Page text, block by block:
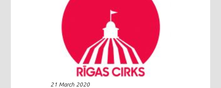
21 March 2020